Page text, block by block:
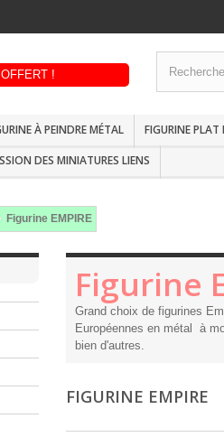
À PEINDRE MÉTAL FIGURINE
DES MINIATURES LIENS
Figurine EMPIRE
Figurine
Grand choix de figurines
Européennes en métal à
bien d'autres.
FIGURINE EMPIRE